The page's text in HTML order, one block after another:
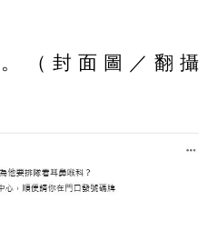
（封面圖／翻攝